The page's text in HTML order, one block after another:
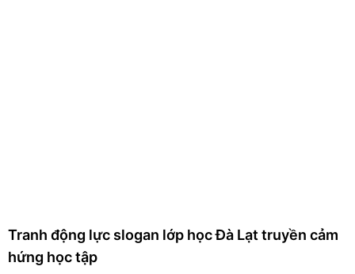
Tranh động lực slogan lớp học Đà Lạt truyền cảm
hứng học tập